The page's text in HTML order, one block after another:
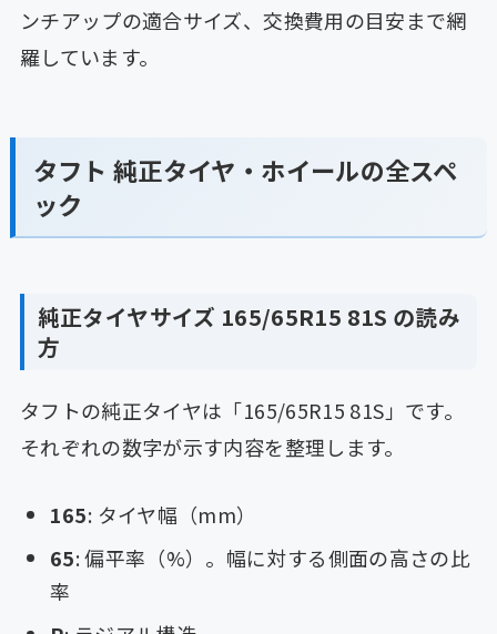
ンチアップの適合サイズ、交換費用の目安まで網
羅しています。
タフト 純正タイヤ・ホイールの全スペ
ック
純正タイヤサイズ 165/65R15 81S の読み
方
タフトの純正タイヤは「165/65R15 81S」です。
それぞれの数字が示す内容を整理します。
165: タイヤ幅（mm）
65: 偏平率（%）。幅に対する側面の高さの比
率